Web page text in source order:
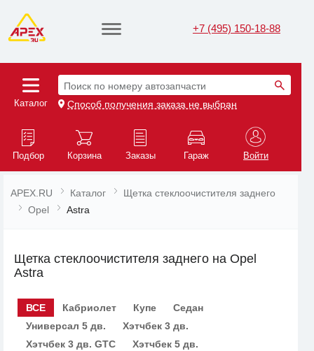
+7 (495) 150-18-88
Каталог
Поиск по номеру автозапчасти
Способ получения заказа не выбран
Подбор Корзина Заказы Гараж Войти
APEX.RU Каталог
Щетка стеклоочистителя заднего
Opel
Astra
Щетка стеклоочистителя заднего на Opel
Astra
ВСЕ Кабриолет Купе
Седан
Универсал 5 дв.
Хэтчбек 3 дв.
Хэтчбек 3 дв. GTC
Хэтчбек 5 дв.